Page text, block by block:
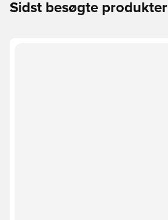
Sidst besøgte produkter